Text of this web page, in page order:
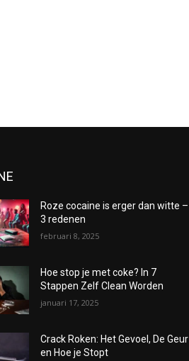
Roze cocaine is erger dan witte –
3 redenen
februari 8, 2025
Hoe stop je met coke? In 7
Stappen Zelf Clean Worden
januari 17, 2025
Crack Roken: Het Gevoel, De Geur
en Hoe je Stopt